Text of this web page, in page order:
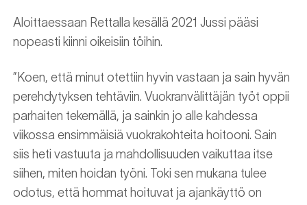
Aloittaessaan Rettalla kesällä 2021 Jussi pääsi
nopeasti kiinni oikeisiin töihin.
”Koen, että minut otettiin hyvin vastaan ja sain hyvän
perehdytyksen tehtäviin. Vuokranvälittäjän työt oppii
parhaiten tekemällä, ja sainkin jo alle kahdessa
viikossa ensimmäisiä vuokrakohteita hoitooni. Sain
siis heti vastuuta ja mahdollisuuden vaikuttaa itse
siihen, miten hoidan työni. Toki sen mukana tulee
odotus, että hommat hoituvat ja ajankäyttö on